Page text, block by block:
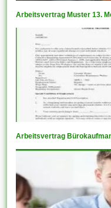
Arbeitsvertrag Muster 13.
Arbeitsvertrag